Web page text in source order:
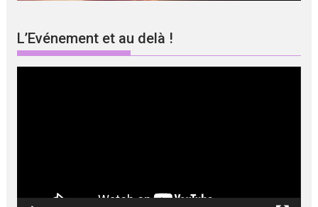
L’Evénement et au delà !